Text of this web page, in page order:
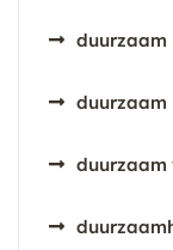
duurzaam
duurzaam
duurzaam